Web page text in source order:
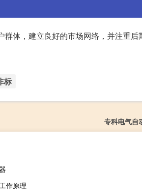
体，建立良好的市场网络，并注重后
标
专科电气自
作原理